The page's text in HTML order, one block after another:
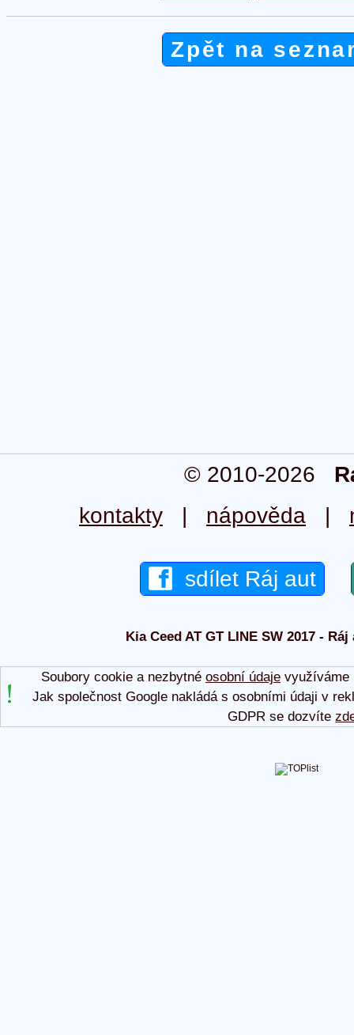
Zpět na
© 2010-2026
kontakty | nápověda |
sdílet Ráj aut
Kia Ceed AT GT LINE SW 2017 -
Soubory cookie a nezbytné osobní údajevyužíváme
Jak společnost Google nakládá s osobními údaji v
GDPR se dozvíte